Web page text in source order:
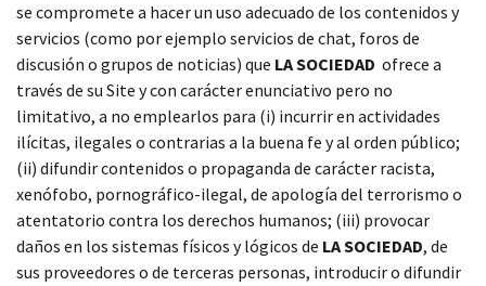
se compromete a hacer un uso adecuado de los contenidos y
servicios (como por ejemplo servicios de chat, foros de
discusión o grupos de noticias) que LA SOCIEDAD ofrece a
través de su Site y con carácter enunciativo pero no
limitativo, a no emplearlos para (i) incurrir en actividades
ilícitas, ilegales o contrarias a la buena fe y al orden público;
(ii) difundir contenidos o propaganda de carácter racista,
xenófobo, pornográfico-ilegal, de apología del terrorismo o
atentatorio contra los derechos humanos; (iii) provocar
daños en los sistemas físicos y lógicos de LA SOCIEDAD, de
sus proveedores o de terceras personas, introducir o difundir